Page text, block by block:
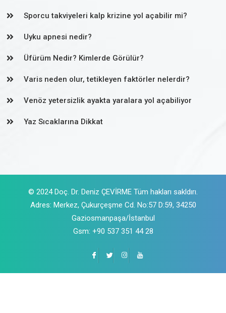
Sporcu takviyeleri kalp krizine yol açabilir mi?
Uyku apnesi nedir?
Üfürüm Nedir? Kimlerde Görülür?
Varis neden olur, tetikleyen faktörler nelerdir?
Venöz yetersizlik ayakta yaralara yol açabiliyor
Yaz Sıcaklarına Dikkat
© 2024 Doç. Dr. Deniz ÇEVİRME Tüm hakları sakldırı.
Adres: Merkez, Çukurçeşme Cd. No:57 D:59, 34250
Gaziosmanpaşa/İstanbul
Gsm: +90 537 351 44 28